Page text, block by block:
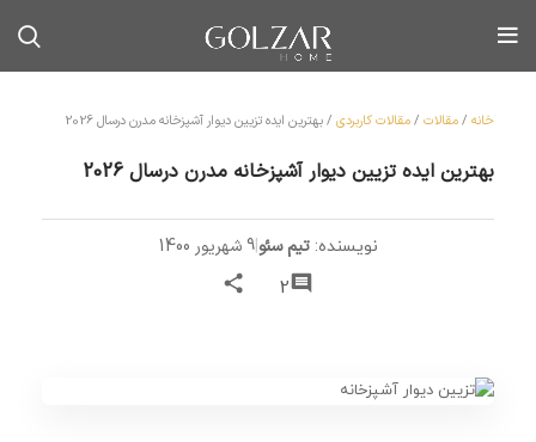
خانه /مقالات /مقالات کاربردی /بهترین ایده تزیین دیوار آشپزخانه مدرن درسال 2026
بهترین ایده تزیین دیوار آشپزخانه مدرن درسال 2026
نویسنده: تیم سئو|9 شهریور 1400
2